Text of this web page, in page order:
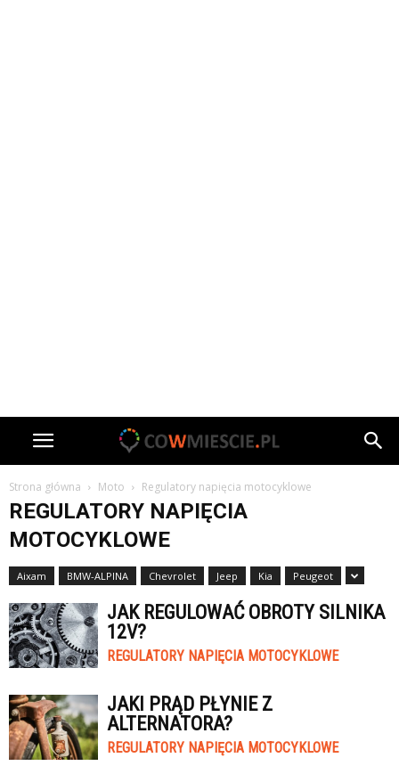
Strona główna Moto Regulatory napięcia motocyklowe
REGULATORY NAPIĘCIA
MOTOCYKLOWE
Aixam BMW-ALPINA Chevrolet Jeep Kia Peugeot
JAK REGULOWAĆ OBROTY SILNIKA
12V?
REGULATORY NAPIĘCIA MOTOCYKLOWE
JAKI PRĄD PŁYNIE Z
ALTERNATORA?
REGULATORY NAPIĘCIA MOTOCYKLOWE